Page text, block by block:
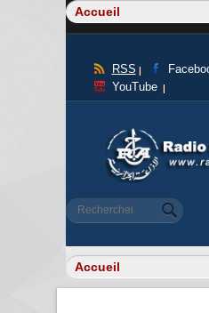
RSS
YouTube
Formulaire de
Rechercher